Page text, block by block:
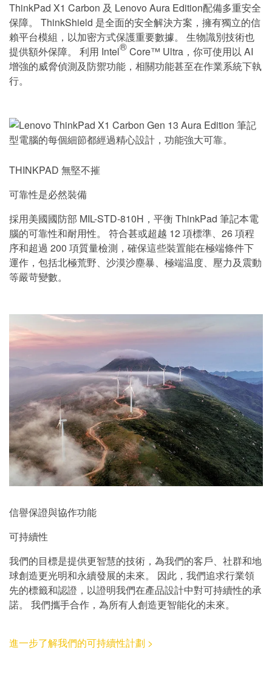
ThinkPad X1 Carbon 及 Lenovo Aura Edition配備多重安全
保障。 ThinkShield 是全面的安全解決方案，擁有獨立的信
賴平台模組，以加密方式保護重要數據。 生物識別技術也
提供額外保障。 利用 Intel®Core™ Ultra，你可使用以 AI
增強的威脅偵測及防禦功能，相關功能甚至在作業系統下執
行。
THINKPAD 無堅不摧
可靠性是必然裝備
採用美國國防部 MIL-STD-810H，平衡 ThinkPad 筆記本電
腦的可靠性和耐用性。 符合甚或超越 12 項標準、26 項程
序和超過 200 項質量檢測，確保這些裝置能在極端條件下
運作，包括北極荒野、沙漠沙塵暴、極端温度、壓力及震動
等嚴苛變數。
信譽保證與協作功能
可持續性
我們的目標是提供更智慧的技術，為我們的客戶、社群和地
球創造更光明和永續發展的未來。 因此，我們追求行業領
先的標籤和認證，以證明我們在產品設計中對可持續性的承
諾。 我們攜手合作，為所有人創造更智能化的未來。
進一步了解我們的可持續性計劃 >